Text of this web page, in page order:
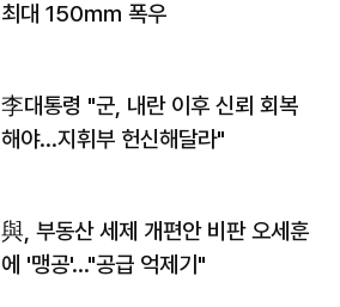
최대 150㎜ 폭우
李대통령 "군, 내란 이후 신뢰 회복
해야…지휘부 헌신해달라"
與, 부동산 세제 개편안 비판 오세훈
에 '맹공'…"공급 억제기"